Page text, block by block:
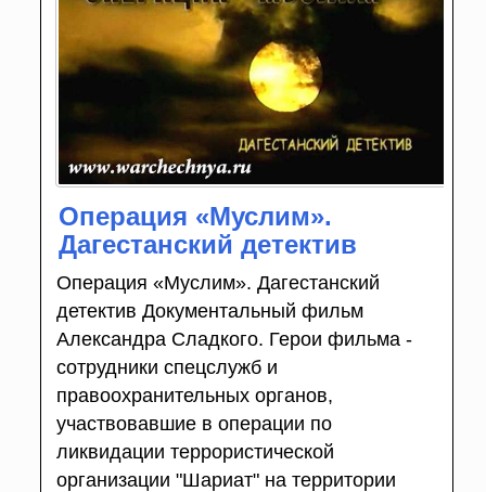
Операция «Муслим».
Дагестанский детектив
Операция «Муслим». Дагестанский
детектив Документальный фильм
Александра Сладкого. Герои фильма -
сотрудники спецслужб и
правоохранительных органов,
участвовавшие в операции по
ликвидации террористической
организации "Шариат" на территории